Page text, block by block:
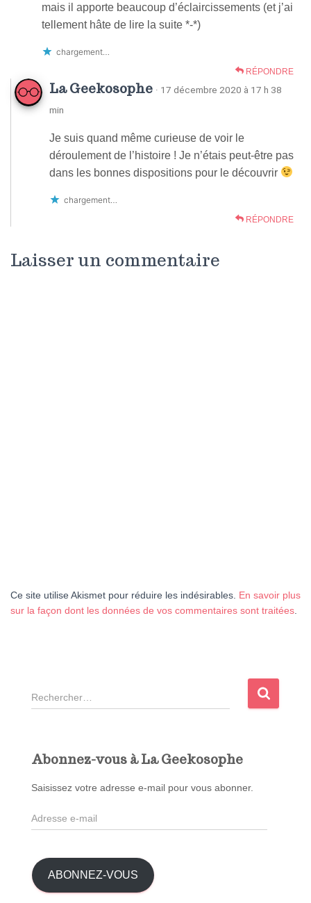
mais il apporte beaucoup d’éclaircissements (et j’ai
tellement hâte de lire la suite *-*)
chargement…
RÉPONDRE
La Geekosophe · 17 décembre 2020 à 17 h 38
min
Je suis quand même curieuse de voir le
déroulement de l’histoire ! Je n’étais peut-être pas
dans les bonnes dispositions pour le découvrir
chargement…
RÉPONDRE
Laisser un commentaire
Ce site utilise Akismet pour réduire les indésirables. En savoir plus
sur la façon dont les données de vos commentaires sont traitées
R
e
c
e
r
Abonnez-vous à La Geekosophe
Saisissez votre adresse e-mail pour vous abonner.
A
d
s
s
ABONNEZ-VOUS